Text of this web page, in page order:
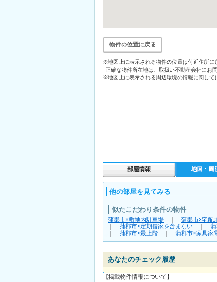
物件の位置に戻る
※地図上に表示される物件の位置は付近住所に
正確な物件所在地は、取扱い不動産会社にお
※地図上に表示される周辺環境の情報に関して
他の部屋を見てみる
似たこだわり条件の物件
蒲郡市×敷地内駐車場
蒲郡市×宅配
蒲郡市×定期借家を含まない
蒲郡市×最上階 蒲郡市×家具家
あなたのチェック履歴
【掲載物件情報について】